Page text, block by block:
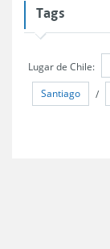
Tags
Lugar de Chile:
Santiago /